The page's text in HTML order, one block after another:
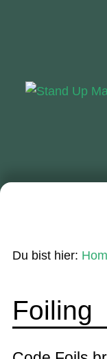
Ratgeber
Du bist hier:
Foiling